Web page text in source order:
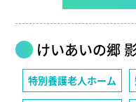
けいあいの郷
特別養護老人ホーム